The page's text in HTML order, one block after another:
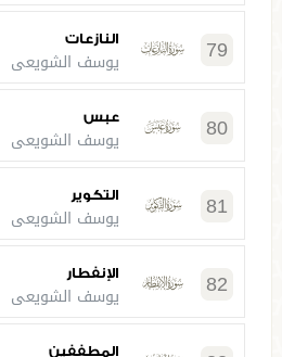
79 النازعات
يوسف الشويعي
80 عبس
يوسف الشويعي
81 التكوير
يوسف الشويعي
82 الإنفطار
يوسف الشويعي
المطففين